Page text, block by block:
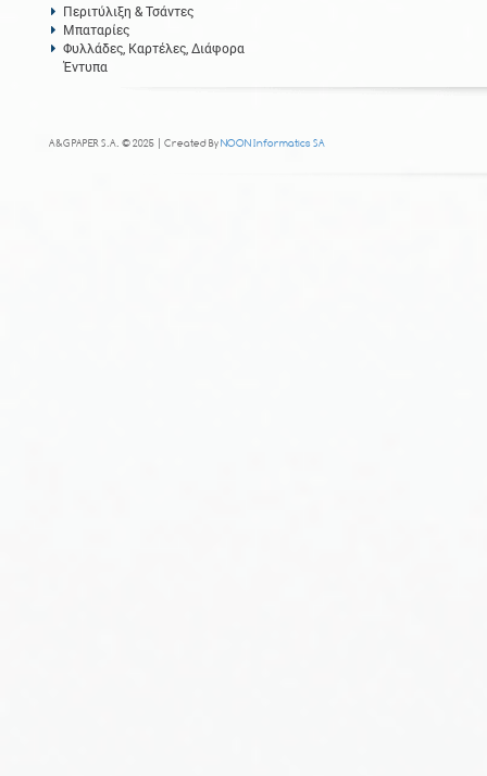
Περιτύλιξη & Τσάντες
Μπαταρίες
Φυλλάδες, Καρτέλες, Διάφορα
Έντυπα
A&G PAPER S.A. © 2025 | Created ByNOON Informatics SA